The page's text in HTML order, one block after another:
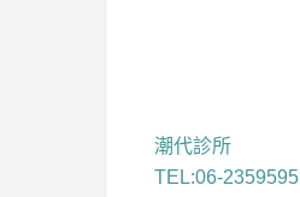
潮代診所
TEL:06-2359595